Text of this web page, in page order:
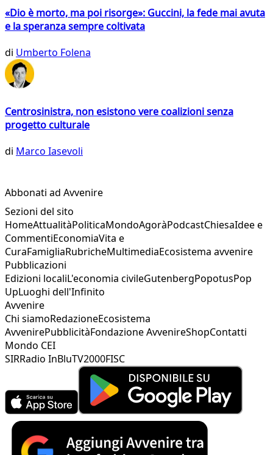
«Dio è morto, ma poi risorge»: Guccini, la fede mai avuta
e la speranza sempre coltivata
di Umberto Folena
Centrosinistra, non esistono vere coalizioni senza
progetto culturale
di Marco Iasevoli
Abbonati ad Avvenire
Sezioni del sito
HomeAttualitàPoliticaMondoAgoràPodcastChiesaIdee e
CommentiEconomiaVita e
CuraFamigliaRubricheMultimediaEcosistema avvenire
Pubblicazioni
Edizioni localiL'economia civileGutenbergPopotusPop
UpLuoghi dell'Infinito
Avvenire
Chi siamoRedazioneEcosistema
AvvenirePubblicitàFondazione AvvenireShopContatti
Mondo CEI
SIRRadio InBluTV2000FISC